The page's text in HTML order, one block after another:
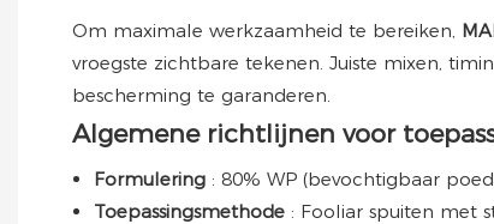
Om maximale werkzaamheid te bereiken,
vroegste zichtbare tekenen. Juiste mixen,
bescherming te garanderen.
Algemene richtlijnen voor
Formulering : 80% WP (bevochtigbaar
Toepassingsmethode : Fooliar spuiten met